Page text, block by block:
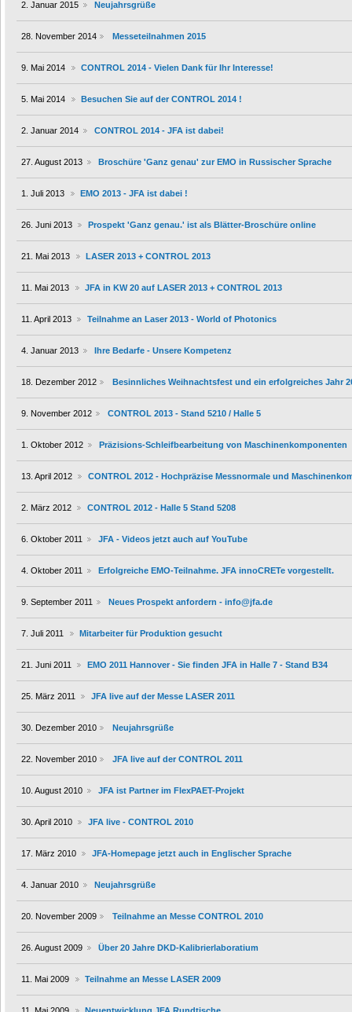
2. Januar 2015 Neujahrsgrüße
28. November 2014 Messeteilnahmen 2015
9. Mai 2014 CONTROL 2014 - Vielen Dank für Ihr Interesse!
5. Mai 2014 Besuchen Sie auf der CONTROL 2014 !
2. Januar 2014 CONTROL 2014 - JFA ist dabei!
27. August 2013 Broschüre 'Ganz genau' zur EMO in Russischer Sprache
1. Juli 2013 EMO 2013 - JFA ist dabei !
26. Juni 2013 Prospekt 'Ganz genau.' ist als Blätter-Broschüre online
21. Mai 2013 LASER 2013 + CONTROL 2013
11. Mai 2013 JFA in KW 20 auf LASER 2013 + CONTROL 2013
11. April 2013 Teilnahme an Laser 2013 - World of Photonics
4. Januar 2013 Ihre Bedarfe - Unsere Kompetenz
18. Dezember 2012 Besinnliches Weihnachtsfest und ein erfolgreiches Jahr
9. November 2012 CONTROL 2013 - Stand 5210 / Halle 5
1. Oktober 2012 Präzisions-Schleifbearbeitung von Maschinenkomponenten
13. April 2012 CONTROL 2012 - Hochpräzise Messnormale und
2. März 2012 CONTROL 2012 - Halle 5 Stand 5208
6. Oktober 2011 JFA - Videos jetzt auch auf YouTube
4. Oktober 2011 Erfolgreiche EMO-Teilnahme. JFA innoCRETe vorgestellt.
9. September 2011 Neues Prospekt anfordern - info@jfa.de
7. Juli 2011 Mitarbeiter für Produktion gesucht
21. Juni 2011 EMO 2011 Hannover - Sie finden JFA in Halle 7 - Stand B34
25. März 2011 JFA live auf der Messe LASER 2011
30. Dezember 2010 Neujahrsgrüße
22. November 2010 JFA live auf der CONTROL 2011
10. August 2010 JFA ist Partner im FlexPAET-Projekt
30. April 2010 JFA live - CONTROL 2010
17. März 2010 JFA-Homepage jetzt auch in Englischer Sprache
4. Januar 2010 Neujahrsgrüße
20. November 2009 Teilnahme an Messe CONTROL 2010
26. August 2009 Über 20 Jahre DKD-Kalibrierlaboratium
11. Mai 2009 Teilnahme an Messe LASER 2009